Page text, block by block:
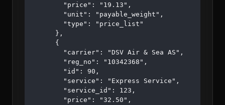
        "price": "19.13",
        "unit": "payable_weight",
        "type": "price_list"
      },
      {
        "carrier": "DSV Air & Sea AS",
        "reg_no": "10342368",
        "id": 90,
        "service": "Express Service",
        "service_id": 123,
        "price": "32.50",